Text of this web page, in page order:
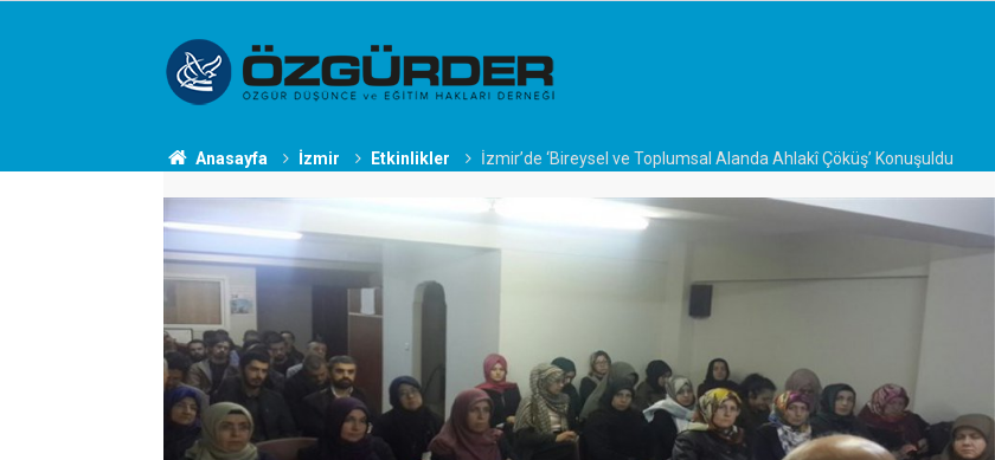
Anasayfa İzmir Etkinlikler İzmir’de ‘Bireysel ve Toplumsal Alanda Ahlakî Çöküş’ Konuşuldu